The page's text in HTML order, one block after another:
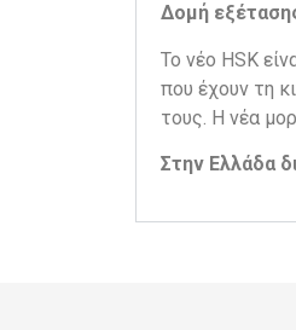
Δομή
Το νέο HSK
που έχουν τη
τους. Η νέα
Στην Ελλάδα